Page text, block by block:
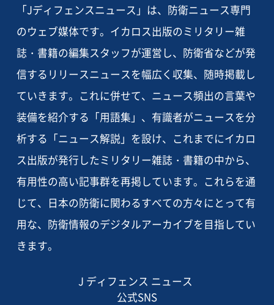
「Jディフェンスニュース」は、防衛ニュース専門
のウェブ媒体です。イカロス出版のミリタリー雑
誌・書籍の編集スタッフが運営し、防衛省などが発
信するリリースニュースを幅広く収集、随時掲載し
ていきます。これに併せて、ニュース頻出の言葉や
装備を紹介する「用語集」、有識者がニュースを分
析する「ニュース解説」を設け、これまでにイカロ
ス出版が発行したミリタリー雑誌・書籍の中から、
有用性の高い記事群を再掲しています。これらを通
じて、日本の防衛に関わるすべての方々にとって有
用な、防衛情報のデジタルアーカイブを目指してい
きます。
J ディフェンス ニュース
公式SNS